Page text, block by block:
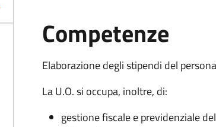
Competenze
Elaborazione degli stipendi del
La U.O. si occupa, inoltre, di:
gestione fiscale e previdenziale